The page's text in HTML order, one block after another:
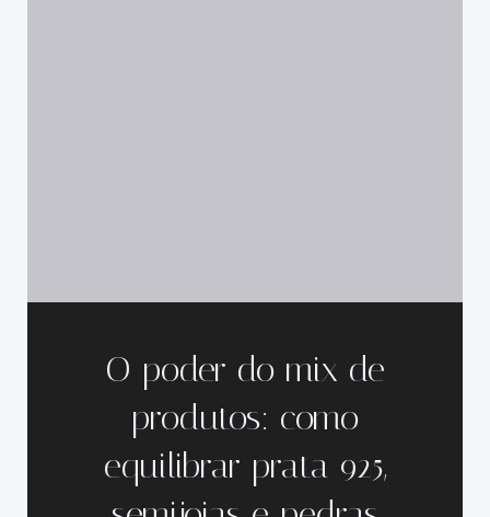
O poder do mix de
produtos: como
equilibrar prata 925,